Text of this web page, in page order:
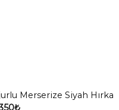
Merserize Siyah Hırka
₺